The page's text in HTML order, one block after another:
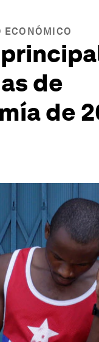
ECONÓMICO
de
de